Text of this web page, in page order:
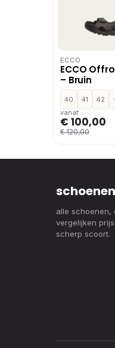
ECCO
ECCO
– Bruin
40 41 42
vanaf
€ 100,00
€ 120,00
schoenen
alle schoenen,
vergelijken
scherp scoort.